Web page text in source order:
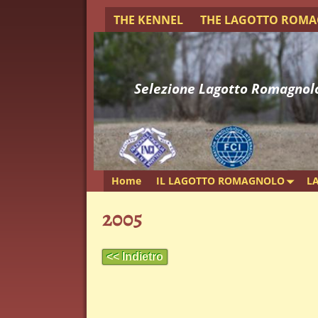
THE KENNEL THE LAGOTTO
Selezione Lagotto
Home IL LAGOTTO ROMAGNOLO
2005
<< Indietro